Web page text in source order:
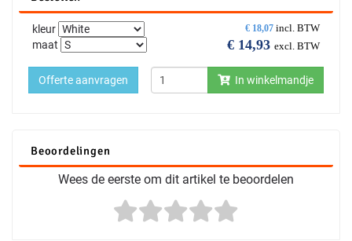
€ 18,07 incl. BTW
€ 14,93 excl. BTW
kleur
maat
In winkelmandje
Offerte aanvragen
Beoordelingen
Wees de eerste om dit artikel te beoordelen